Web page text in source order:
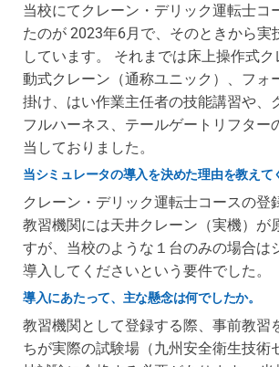
当校にてクレーン・デリック運転士コ
たのが 2023年6月で、そのときから実
しています。 それまでは床上操作式
動式クレーン（通称ユニック）、フォ
掛け、はい作業主任者の技能講習や、
フルハーネス、テールゲートリフター
当しておりました。
当シミュレータの導入を決めた理由を教えて
クレーン・デリック運転士コースの登
教習機関には天井クレーン（実機）が
すが、当校のような１台のみの場合は
導入してくださいという要件でした。
導入にあたって、主な懸念は何でしたか。
教習機関として登録する際、事前教習
ちが実際の試験場（九州安全衛生技術